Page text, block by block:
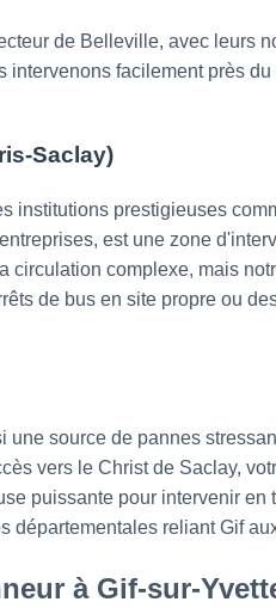
de Belleville, avec leurs
facilement près
Saclay)
institutions prestigieuses
est une zone
circulation complexe, mais
de bus en site propre ou
source de pannes
vers le Christ de Saclay,
puissante pour intervenir en
départementales reliant Gif
à Gif-sur-